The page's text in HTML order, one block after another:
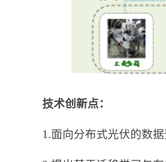
技术创新点：
1.面向分布式光伏的数